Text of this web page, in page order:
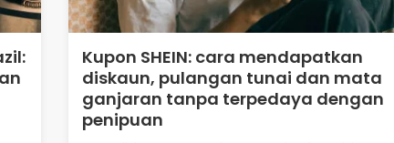
Kupon SHEIN: cara mendapatkan
diskaun, pulangan tunai dan mata
ganjaran tanpa terpedaya dengan
penipuan